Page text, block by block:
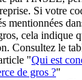
Si votre
mentionnées
cela indique
Consultez le
"Qui est
de gros ?"